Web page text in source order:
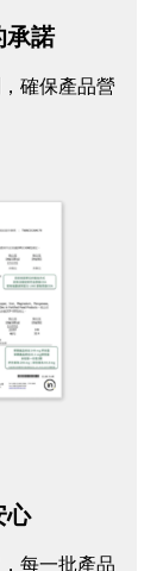
承諾
確保產品營
心
每一批產品